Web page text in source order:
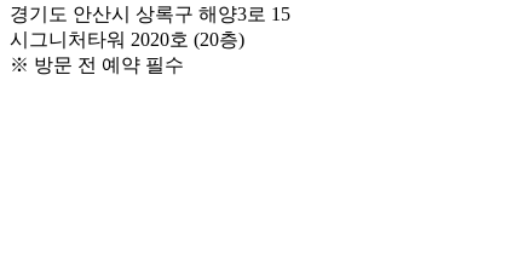
경기도 안산시 상록구 해양3로 15
시그니처타워 2020호 (20층)
※ 방문 전 예약 필수